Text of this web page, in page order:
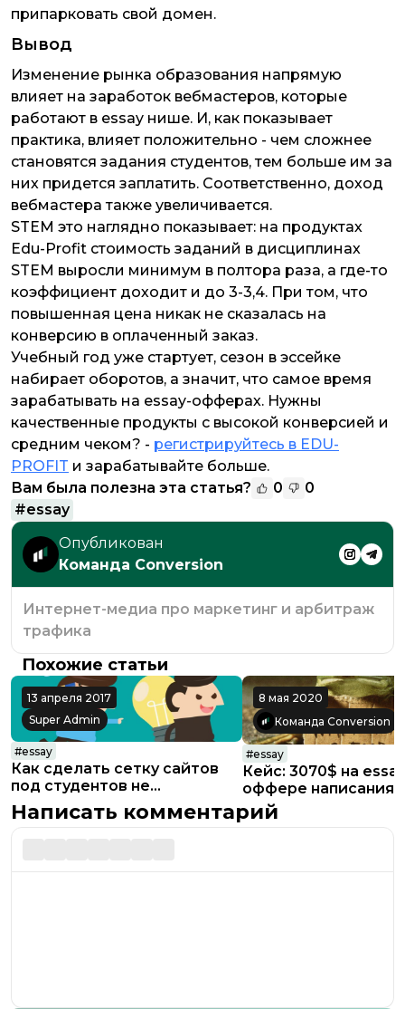
припарковать свой домен.
Вывод
Изменение рынка образования напрямую
влияет на заработок вебмастеров, которые
работают в essay нише. И, как показывает
практика, влияет положительно - чем сложнее
становятся задания студентов, тем больше им за
них придется заплатить. Соответственно, доход
вебмастера также увеличивается.
STEM это наглядно показывает: на продуктах
Edu-Profit стоимость заданий в дисциплинах
STEM выросли минимум в полтора раза, а где-то
коэффициент доходит и до 3-3,4. При том, что
повышенная цена никак не сказалась на
конверсию в оплаченный заказ.
Учебный год уже стартует, сезон в эссейке
набирает оборотов, а значит, что самое время
зарабатывать на essay-офферах. Нужны
качественные продукты с высокой конверсией и
средним чеком? - регистрируйтесь в EDU-
PROFIT и зарабатывайте больше.
Вам была полезна эта статья?
0
0
#essay
Опубликован
Команда Conversion
Интернет-медиа про маркетинг и арбитраж
трафика
Похожие статьи
13 апреля 2017
Super Admin
#essay
Как сделать сетку сайтов
под студентов не
напрягаясь
8 мая 2020
Команда Conversion
#essay
Кейс: 3070$ на essay
оффере написания
Google Ads
Написать комментарий